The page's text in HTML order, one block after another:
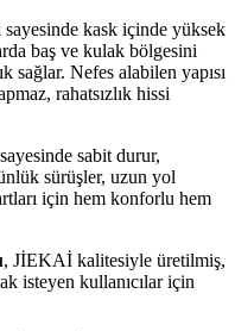
kask içinde yüksek
baş ve kulak bölgesini
sağlar. Nefes alabilen yapısı
rahatsızlık hissi
sabit durur,
sürüşler, uzun yol
için hem konforlu hem
, JİEKAİ kalitesiyle üretilmiş,
isteyen kullanıcılar için